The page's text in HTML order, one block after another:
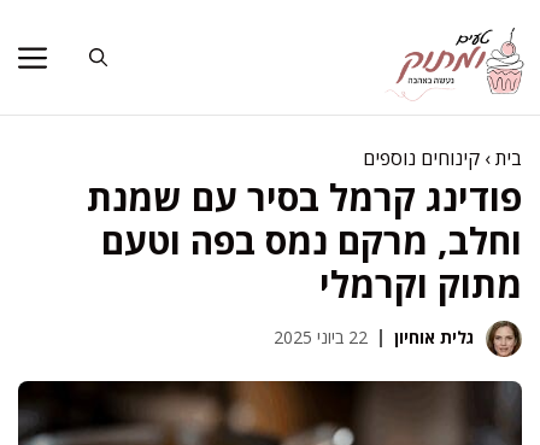
לתוכן
בית› קינוחים נוספים
פודינג קרמל בסיר עם שמנת
וחלב, מרקם נמס בפה וטעם
מתוק וקרמלי
גלית אוחיון 22 ביוני 2025